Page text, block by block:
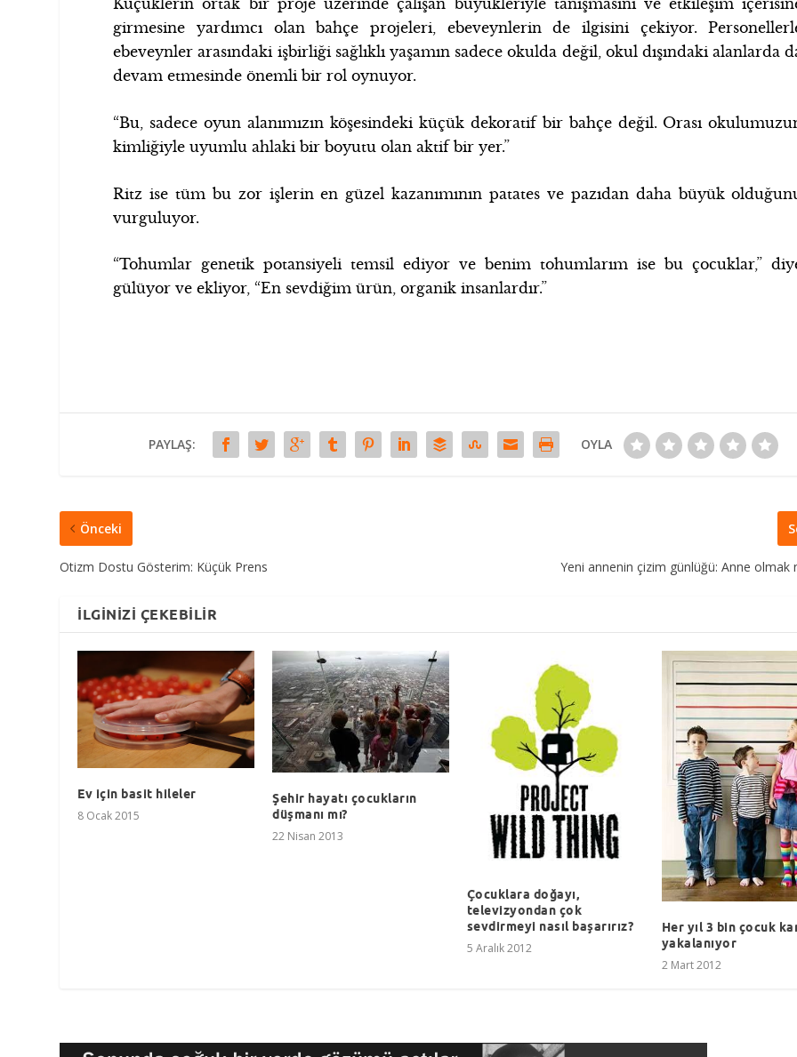
Küçüklerin ortak bir proje üzerinde çalışan büyükleriyle tanışmasını ve etkileşim
girmesine yardımcı olan bahçe projeleri, ebeveynlerin de ilgisini çekiyor.
ebeveynler arasındaki işbirliği sağlıklı yaşamın sadece okulda değil, okul dışındaki alanlarda
devam etmesinde önemli bir rol oynuyor.
“Bu, sadece oyun alanımızın köşesindeki küçük dekoratif bir bahçe değil. Orası
kimliğiyle uyumlu ahlaki bir boyutu olan aktif bir yer.”
Ritz ise tüm bu zor işlerin en güzel kazanımının patates ve pazıdan daha büyük
vurguluyor.
“Tohumlar genetik potansiyeli temsil ediyor ve benim tohumlarım ise bu çocuklar,”
gülüyor ve ekliyor, “En sevdiğim ürün, organik insanlardır.”
PAYLAŞ: OYLA
Önceki
Otizm Dostu Gösterim: Küçük Prens Yeni annenin çizim günlüğü: Anne olmak
İLGINIZI ÇEKEBILIR
Ev için basit hileler
8 Ocak 2015
Şehir hayatı çocukların
düşmanı mı?
22 Nisan 2013
Çocuklara doğayı,
televizyondan çok
sevdirmeyi nasıl başarırız?
5 Aralık 2012
Her yıl 3 bin çocuk
yakalanıyor
2 Mart 2012